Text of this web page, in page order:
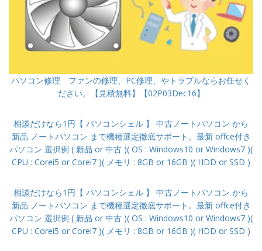
パソコン修理 ファンの修理、PC修理、やトラブルならお任せく
ださい。【見積無料】【02P03Dec16】
相談だけなら1円【 パソコンシェル 】 中古ノートパソコン から
新品 ノートパソコン まで機種選定徹底サポート。最新 offce付き
パソコン 選択例 ( 新品 or 中古 )( OS : Windows10 or Windows7 )(
CPU : Corei5 or Corei7 )( メモリ : 8GB or 16GB )( HDD or SSD )
相談だけなら1円【 パソコンシェル 】 中古ノートパソコン から
新品 ノートパソコン まで機種選定徹底サポート。最新 offce付き
パソコン 選択例 ( 新品 or 中古 )( OS : Windows10 or Windows7 )(
CPU : Corei5 or Corei7 )( メモリ : 8GB or 16GB )( HDD or SSD )